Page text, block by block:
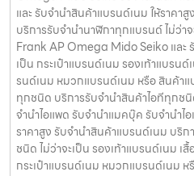
และ รับจำนำสินค้าแบรนด์เนม ให้ราคา
บริการรับจำนำนาฬิกาทุกแบรนด์ ไม่ว่า
Frank AP Omega Mido Seiko และ
เป็น กระเป๋าแบรนด์เนม รองเท้าแบรน
รนด์เนม หมวกแบรนด์เนม หรือ สินค้า
ทุกชนิด บริการรับจำนำสินค้าไอทีทุกชนิ
จำนำไอแพด รับจำนำแมคบุ๊ค รับจำนำไ
ราคาสูง รับจำนำสินค้าแบรนด์เนม บริ
ชนิด ไม่ว่าจะเป็น รองเท้าแบรนด์เนม
กระเป๋าแบรนด์เนม หมวกแบรนด์เนม